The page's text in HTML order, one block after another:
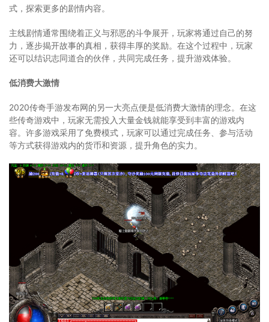
式，探索更多的剧情内容。
主线剧情通常围绕着正义与邪恶的斗争展开，玩家将通过自己的努
力，逐步揭开故事的真相，获得丰厚的奖励。在这个过程中，玩家
还可以结识志同道合的伙伴，共同完成任务，提升游戏体验。
低消费大激情
2020传奇手游发布网的另一大亮点便是低消费大激情的理念。在这
些传奇游戏中，玩家无需投入大量金钱就能享受到丰富的游戏内
容。许多游戏采用了免费模式，玩家可以通过完成任务、参与活动
等方式获得游戏内的货币和资源，提升角色的实力。